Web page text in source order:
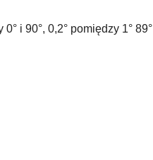
i 90°, 0,2° pomiędzy 1° 89°